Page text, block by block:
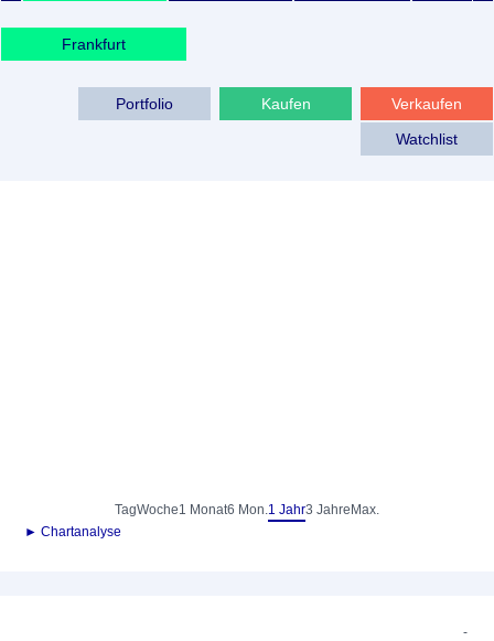
Frankfurt
Verkaufen
Kaufen
Portfolio
Watchlist
TagWoche1 Monat6 Mon.1 Jahr3 Jahre Max.
► Chartanalyse
-